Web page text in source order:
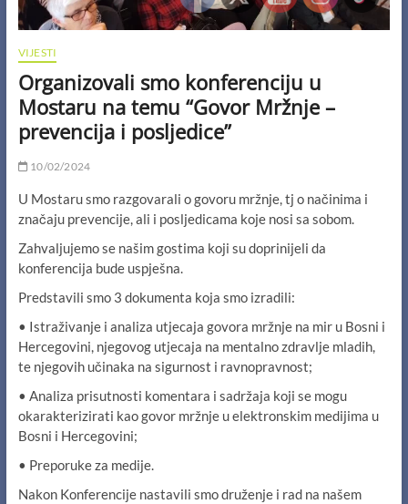
VIJESTI
Organizovali smo konferenciju u
Mostaru na temu “Govor Mržnje –
prevencija i posljedice”
10/02/2024
U Mostaru smo razgovarali o govoru mržnje, tj o načinima i
značaju prevencije, ali i posljedicama koje nosi sa sobom.
Zahvaljujemo se našim gostima koji su doprinijeli da
konferencija bude uspješna.
Predstavili smo 3 dokumenta koja smo izradili:
• Istraživanje i analiza utjecaja govora mržnje na mir u Bosni i
Hercegovini, njegovog utjecaja na mentalno zdravlje mladih,
te njegovih učinaka na sigurnost i ravnopravnost;
• Analiza prisutnosti komentara i sadržaja koji se mogu
okarakterizirati kao govor mržnje u elektronskim medijima u
Bosni i Hercegovini;
• Preporuke za medije.
Nakon Konferencije nastavili smo druženje i rad na našem